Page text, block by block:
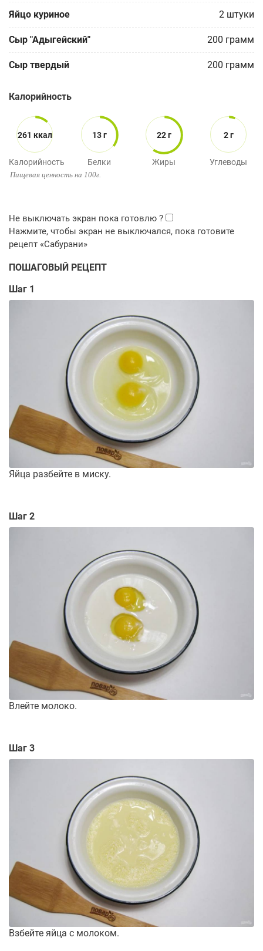
Яйцо куриное 2 штуки
Сыр "Адыгейский" 200 грамм
Сыр твердый 200 грамм
Калорийность
261 ккал
Калорийность
13 г
Белки
22 г
Жиры
2 г
Углеводы
Пищевая ценность на 100г.
ПОШАГОВЫЙ РЕЦЕПТ
Шаг 1
Яйца разбейте в миску.
Шаг 2
Влейте молоко.
Шаг 3
Взбейте яйца с молоком.